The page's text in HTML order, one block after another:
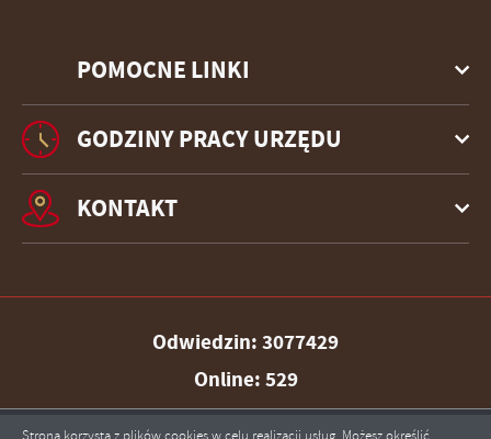
POMOCNE LINKI
GODZINY PRACY URZĘDU
KONTAKT
Odwiedzin: 3077429
Online: 529